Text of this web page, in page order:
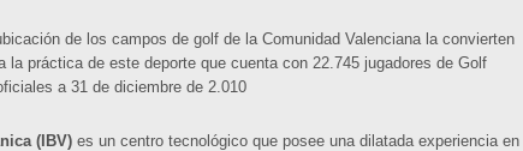
de los campos de golf de la Comunidad Valenciana la convierten
la práctica de este deporte que cuenta con 22.745 jugadores de Golf
a 31 de diciembre de 2.010
(IBV) es un centro tecnológico que posee una dilatada experiencia en